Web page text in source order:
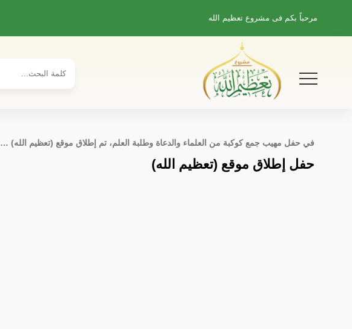
مرحباً بكم فى مشروع تعظيم الله
في حفل مهيب جمع كوكبة من العلماء والدعاة وطلبة العلم، تم إطلاق موقع (تعظيم الله) …
حفل إطلاق موقع (تعظيم الله)